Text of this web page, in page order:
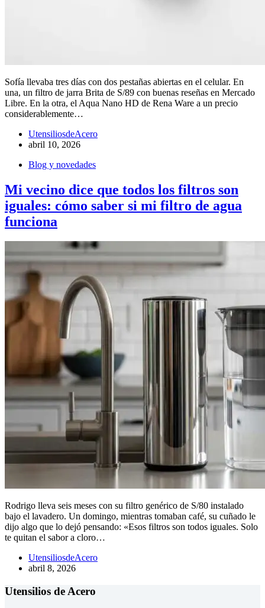
Sofía llevaba tres días con dos pestañas abiertas en el celular. En
una, un filtro de jarra Brita de S/89 con buenas reseñas en Mercado
Libre. En la otra, el Aqua Nano HD de Rena Ware a un precio
considerablemente…
UtensiliosdeAcero
abril 10, 2026
Blog y novedades
Mi vecino dice que todos los filtros son
iguales: cómo saber si mi filtro de agua
funciona
Rodrigo lleva seis meses con su filtro genérico de S/80 instalado
bajo el lavadero. Un domingo, mientras tomaban café, su cuñado le
dijo algo que lo dejó pensando: «Esos filtros son todos iguales. Solo
te quitan el sabor a cloro…
UtensiliosdeAcero
abril 8, 2026
Utensilios de Acero